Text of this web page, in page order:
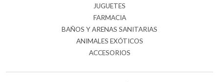
JUGUETES
FARMACIA
BAÑOS Y ARENAS SANITARIAS
ANIMALES EXÓTICOS
ACCESORIOS